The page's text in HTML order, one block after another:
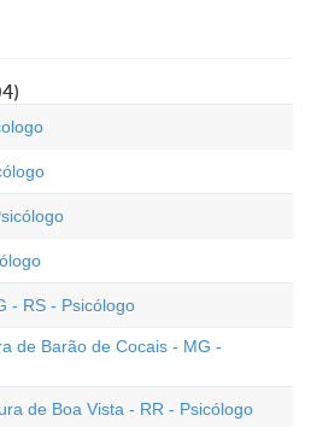
- RS - Psicólogo
de Barão de Cocais - MG -
de Boa Vista - RR - Psicólogo